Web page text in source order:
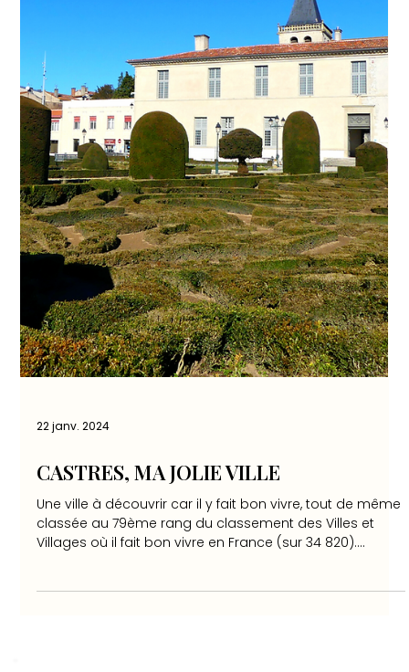
CASTRES, MA JOLIE VILLE
Une ville à découvrir car il y fait bon vivre, tout de même
classée au 79ème rang du classement des Villes et
Villages où il fait bon vivre en France (sur 34 820).
équipe de rugby le Castres Olympique, le siège des